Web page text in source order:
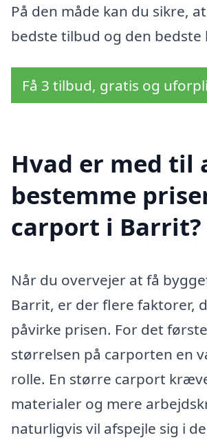
På den måde kan du sikre,
bedste tilbud og den bedste
Få 3 tilbud, gratis og
Hvad er med til
bestemme
carport i Barrit?
Når du overvejer at få
Barrit, er der flere faktorer,
påvirke prisen. For det
størrelsen på carporten en
rolle. En større carport
materialer og mere
naturligvis vil afspejle sig i